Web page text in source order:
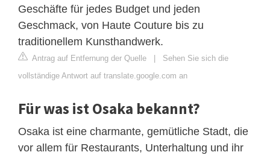
Geschäfte für jedes Budget und jeden
Geschmack, von Haute Couture bis zu
traditionellem Kunsthandwerk.
Antrag auf Entfernung der Quelle
Sehen Sie sich die
vollständige Antwort auf translate.google.com an
Für was ist Osaka bekannt?
Osaka ist eine charmante, gemütliche Stadt, die
vor allem für Restaurants, Unterhaltung und ihr